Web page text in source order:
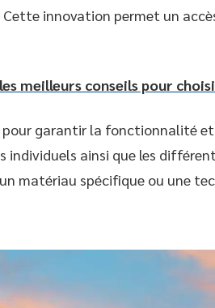
innovation permet un
meilleurs conseils pour
pour garantir la fonctionnalité
individuels ainsi que les
matériau spécifique ou une